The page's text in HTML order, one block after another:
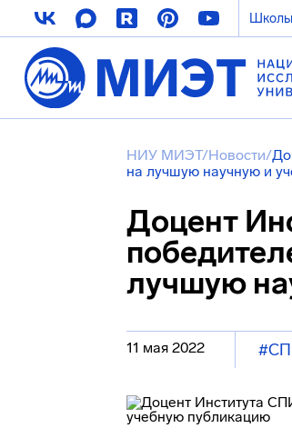
НИУ МИЭТ/Новости/
на лучшую научную и
Доцент
лучшую
11 мая 2022